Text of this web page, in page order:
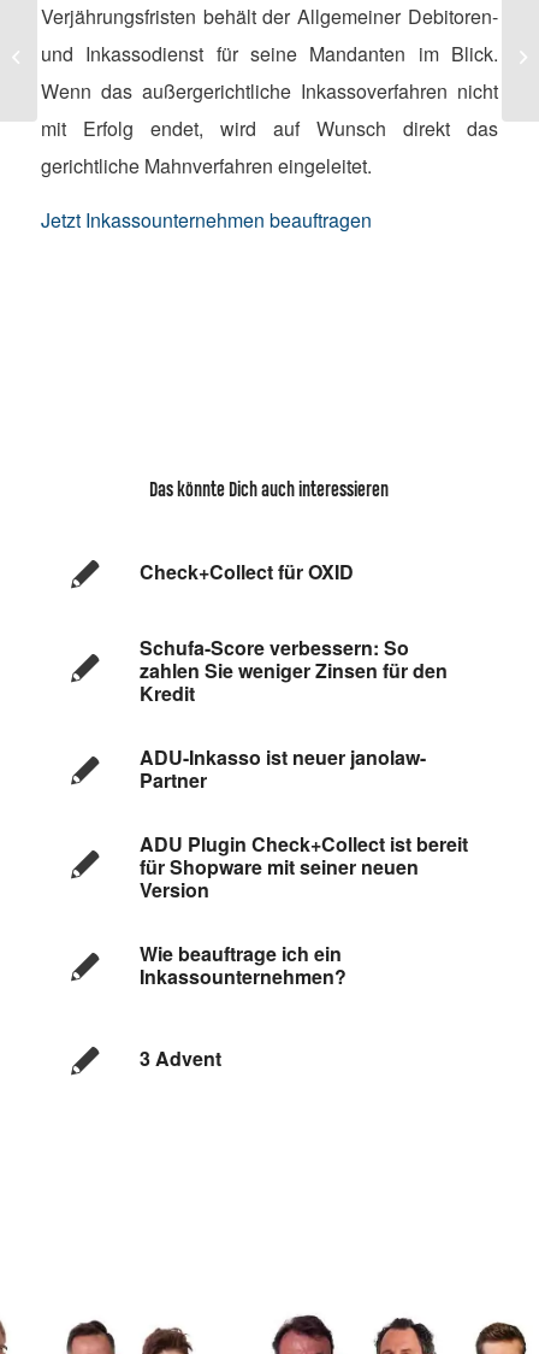
Verjährungsfristen behält der Allgemeiner Debitoren-
und Inkassodienst für seine Mandanten im Blick.
Wenn das außergerichtliche Inkassoverfahren nicht
mit Erfolg endet, wird auf Wunsch direkt das
gerichtliche Mahnverfahren eingeleitet.
Jetzt Inkassounternehmen beauftragen
Das könnte Dich auch interessieren
Check+Collect für OXID
Schufa-Score verbessern: So
zahlen Sie weniger Zinsen für den
Kredit
ADU-Inkasso ist neuer janolaw-
Partner
ADU Plugin Check+Collect ist bereit
für Shopware mit seiner neuen
Version
Wie beauftrage ich ein
Inkassounternehmen?
3 Advent
Mit dem Projekt „Schulwein“ das Geld
ausgeben lernen!